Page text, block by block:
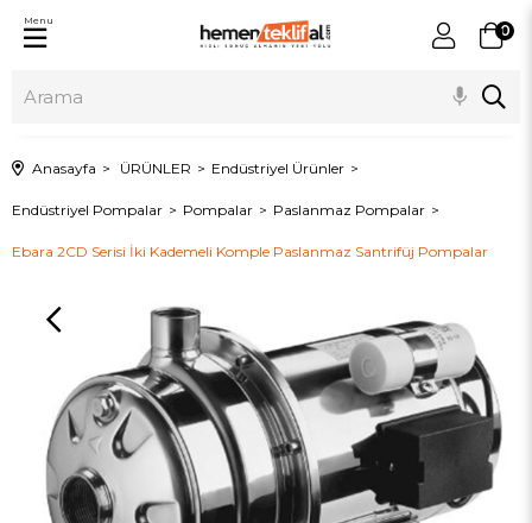
0
Menu
Anasayfa ÜRÜNLER Endüstriyel Ürünler
Endüstriyel Pompalar Pompalar Paslanmaz Pompalar
Ebara 2CD Serisi İki Kademeli Komple Paslanmaz Santrifüj Pompalar